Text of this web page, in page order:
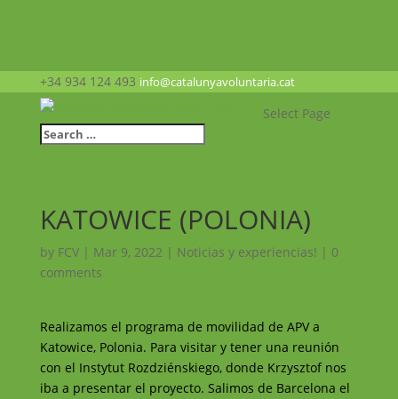
+34 934 124 493 info@catalunyavoluntaria.cat
Select Page
KATOWICE (POLONIA)
by FCV| Mar 9, 2022 | Noticias y experiencias! | 0
comments
Realizamos el programa de movilidad de APV a
Katowice, Polonia. Para visitar y tener una reunión
con el Instytut Rozdziénskiego, donde Krzysztof nos
iba a presentar el proyecto. Salimos de Barcelona el